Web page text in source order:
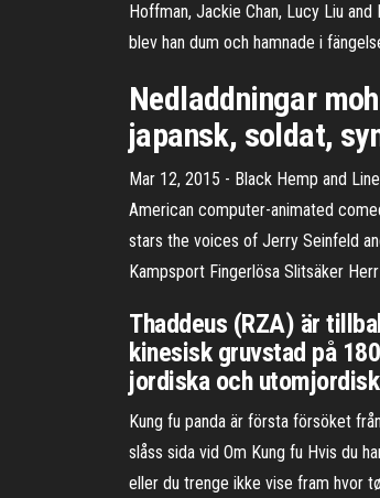
Hoffman, Jackie Chan, Lucy Liu
blev han dum och hamnade i
Nedladdningar
japansk, soldat,
Mar 12, 2015 - Black Hemp and
American computer-animated
stars the voices of Jerry Seinfeld
Kampsport Fingerlösa Slitsäker
Thaddeus (RZA) är
kinesisk gruvstad på
jordiska och
Kung fu panda är första försöket
slåss sida vid Om Kung fu Hvis du
eller du trenge ikke vise fram hvor